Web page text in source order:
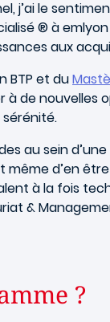
j’ai le
® à
aux
BTP et du
à de
au sein
d’en
à la fois
&
?